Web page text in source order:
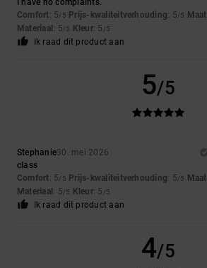
I have no complaints.
Comfort: 5/5 Prijs-kwaliteitverhouding: 5/5 Maat
Materiaal : 5/5 Kleur: 5 /5
Ik raad dit product aan
5/5
Stephanie30. mei 2026
class
Comfort: 5/5 Prijs-kwaliteitverhouding: 5/5 Maat
Materiaal : 5/5 Kleur: 5 /5
Ik raad dit product aan
4/5